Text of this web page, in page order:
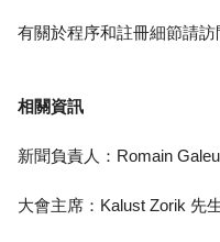
有關於程序和註冊細節請訪
相關資訊
新聞負責人：Romain
大會主席：Kalust Zorik 先